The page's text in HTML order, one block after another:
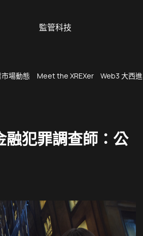
監管科技
場動態 Meet the XREXer Web3 大西進
融犯罪調查師：公